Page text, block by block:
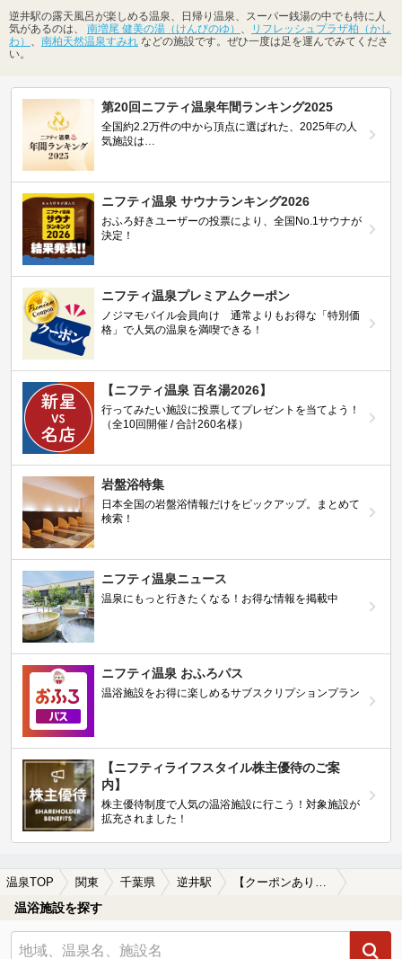
逆井駅の露天風呂が楽しめる温泉、日帰り温泉、スーパー銭湯の中でも特に人
気があるのは、 南増尾 健美の湯（けんびのゆ） 、
リフレッシュプラザ柏（かし
わ） 、 南柏天然温泉すみれ などの施設です。ぜひ一度は足を運んでみてくださ
い。
第20回ニフティ温泉年間ランキング2025
全国約2.2万件の中から頂点に選ばれた、2025年の人
気施設は…
ニフティ温泉 サウナランキング2026
おふろ好きユーザーの投票により、全国No.1サウナが
決定！
ニフティ温泉プレミアムクーポン
ノジマモバイル会員向け 通常よりもお得な「特別価
格」で人気の温泉を満喫できる！
【ニフティ温泉 百名湯2026】
行ってみたい施設に投票してプレゼントを当てよう！
（全10回開催 / 合計260名様）
岩盤浴特集
日本全国の岩盤浴情報だけをピックアップ。まとめて
検索！
ニフティ温泉ニュース
温泉にもっと行きたくなる！お得な情報を掲載中
ニフティ温泉 おふろパス
温浴施設をお得に楽しめるサブスクリプションプラン
【ニフティライフスタイル株主優待のご案
内】
株主優待制度で人気の温浴施設に行こう！対象施設が
拡充されました！
温泉TOP 関東 千葉県 逆井駅
温浴施設を探す